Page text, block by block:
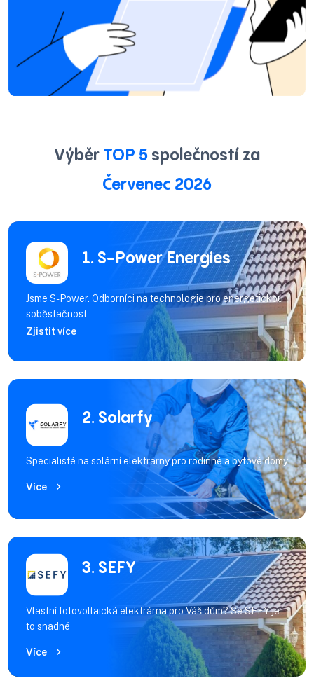
Výběr TOP 5 společností za
Červenec 2026
1. S-Power Energies
Jsme S-Power. Odborníci na technologie pro energetickou
soběstačnost
Zjistit více
2. Solarfy
Specialisté na solární elektrárny pro rodinné a bytové domy
Více
3. SEFY
Vlastní fotovoltaická elektrárna pro Váš dům? Se SEFY je
to snadné
Více